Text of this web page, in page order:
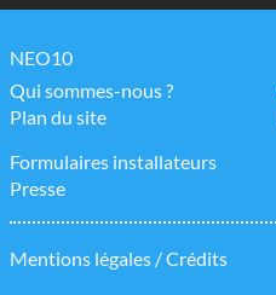
NEO10
Qui sommes-nous ?
Plan du site
Formulaires installateurs
Presse
Mentions légales / Crédits